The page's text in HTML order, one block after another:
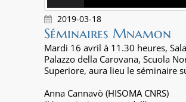
2019-03-18
Séminaires Mnamon
Mardi 16 avril à 11.30 heures,
Palazzo della Carovana, Scuola
Superiore, aura lieu le séminaire
Anna Cannavò (HISOMA CNRS)